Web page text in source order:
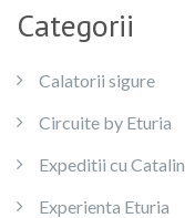
Categorii
Calatorii sigure
Circuite by Eturia
Expeditii cu
Experienta Eturia